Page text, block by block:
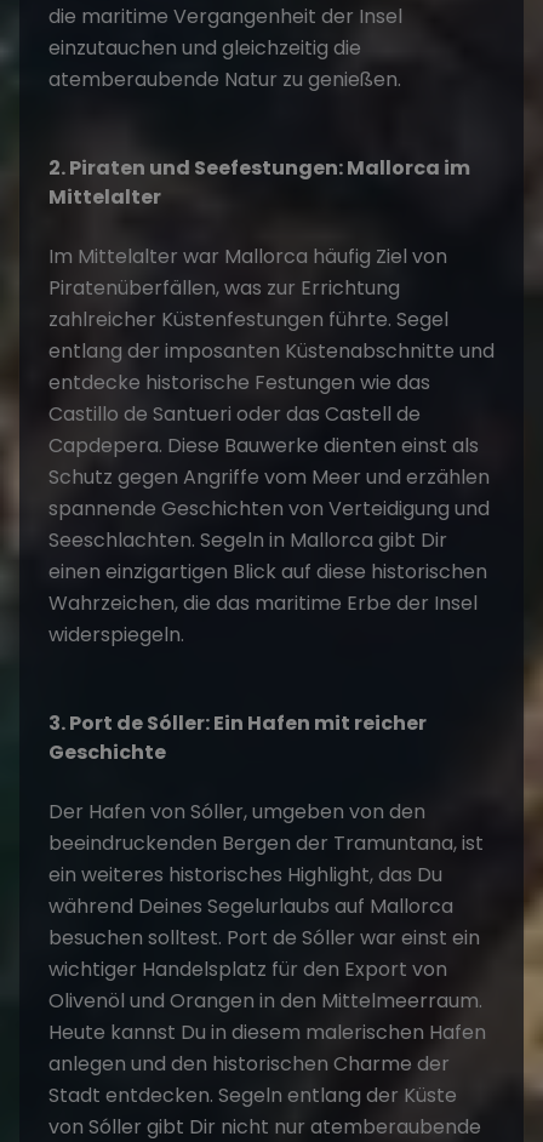
die maritime Vergangenheit der Insel
einzutauchen und gleichzeitig die
atemberaubende Natur zu genießen.
2. Piraten und Seefestungen: Mallorca im
Mittelalter
Im Mittelalter war Mallorca häufig Ziel von
Piratenüberfällen, was zur Errichtung
zahlreicher Küstenfestungen führte. Segel
entlang der imposanten Küstenabschnitte und
entdecke historische Festungen wie das
Castillo de Santueri oder das Castell de
Capdepera. Diese Bauwerke dienten einst als
Schutz gegen Angriffe vom Meer und erzählen
spannende Geschichten von Verteidigung und
Seeschlachten. Segeln in Mallorca gibt Dir
einen einzigartigen Blick auf diese historischen
Wahrzeichen, die das maritime Erbe der Insel
widerspiegeln.
3. Port de Sóller: Ein Hafen mit reicher
Geschichte
Der Hafen von Sóller, umgeben von den
beeindruckenden Bergen der Tramuntana, ist
ein weiteres historisches Highlight, das Du
während Deines Segelurlaubs auf Mallorca
besuchen solltest. Port de Sóller war einst ein
wichtiger Handelsplatz für den Export von
Olivenöl und Orangen in den Mittelmeerraum.
Heute kannst Du in diesem malerischen Hafen
anlegen und den historischen Charme der
Stadt entdecken. Segeln entlang der Küste
von Sóller gibt Dir nicht nur atemberaubende